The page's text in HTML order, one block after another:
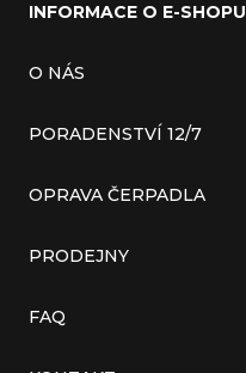
INFORMACE O E-SHOPU
O NÁS
PORADENSTVÍ 12/7
OPRAVA ČERPADLA
PRODEJNY
FAQ